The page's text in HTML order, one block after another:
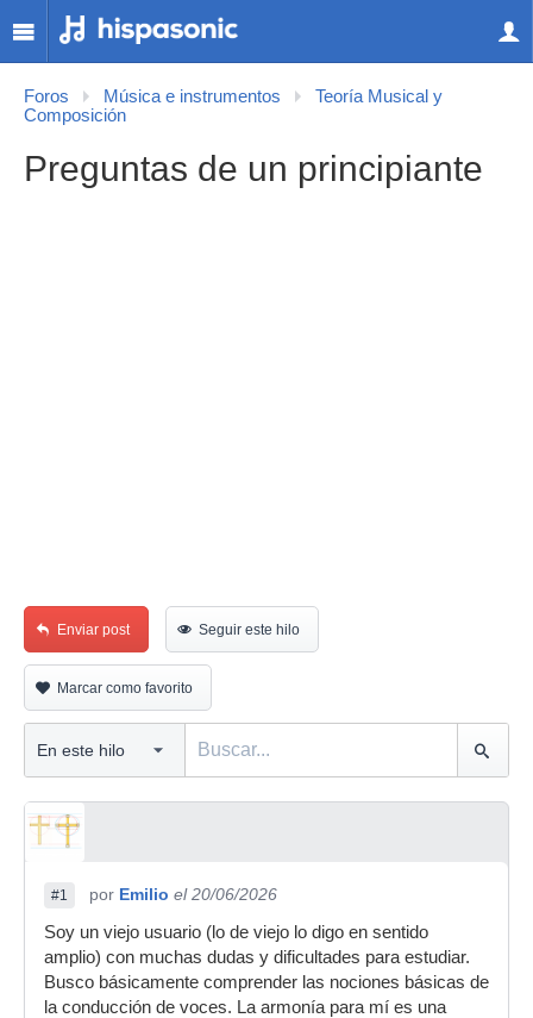
Foros Música e instrumentos
Teoría Musical y
Composición
Preguntas de un principiante
Enviar post Seguir este hilo
Marcar como favorito
#1 por Emilio el 20/06/2026
Soy un viejo usuario (lo de viejo lo digo en sentido
amplio) con muchas dudas y dificultades para estudiar.
Busco básicamente comprender las nociones básicas de
la conducción de voces. La armonía para mí es una